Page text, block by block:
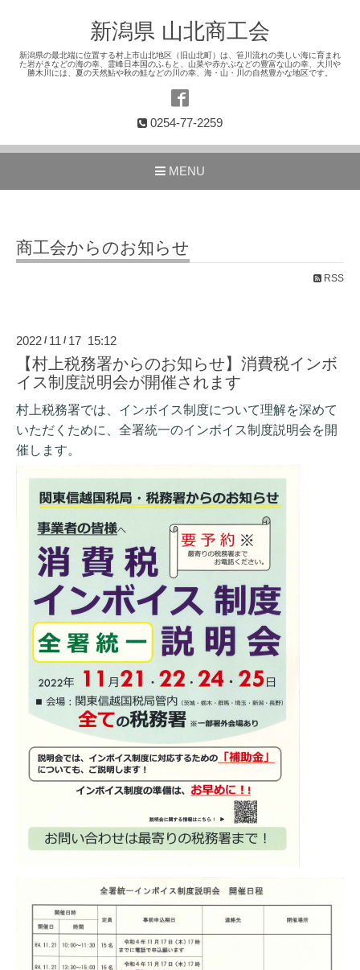
新潟県 山北商工会
新潟県の最北端に位置する村上市山北地区（旧山北町）は、笹川流れの美しい海に育まれ
た岩がきなどの海の幸、霊峰日本国のふもと、山菜や赤かぶなどの豊富な山の幸、大川や
勝木川には、夏の天然鮎や秋の鮭などの川の幸、海・山・川の自然豊かな地区です。
0254-77-2259
MENU
商工会からのお知らせ
RSS
2022 / 11 / 17 15:12
【村上税務署からのお知らせ】消費税インボ
イス制度説明会が開催されます
村上税務署では、インボイス制度について理解を深めて
いただくために、 全署統一のインボイス制度説明会を開
催します。